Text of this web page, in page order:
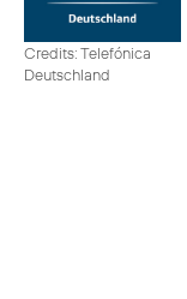
Credits: Telefónica
Deutschland